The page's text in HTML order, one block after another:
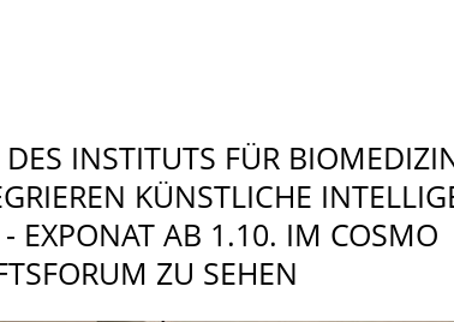
DES INSTITUTS FÜR
KÜNSTLICHE
EXPONAT AB 1.10. IM COSMO
ZU SEHEN